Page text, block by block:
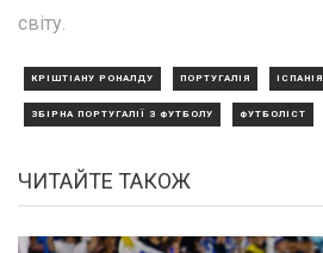
світу.
КРІШТІАНУ РОНАЛДУ ПОРТУГАЛІЯ ІСПАНІЯ
ЗБІРНА ПОРТУГАЛІЇ З ФУТБОЛУ ФУТБОЛІСТ
ЧИТАЙТЕ ТАКОЖ